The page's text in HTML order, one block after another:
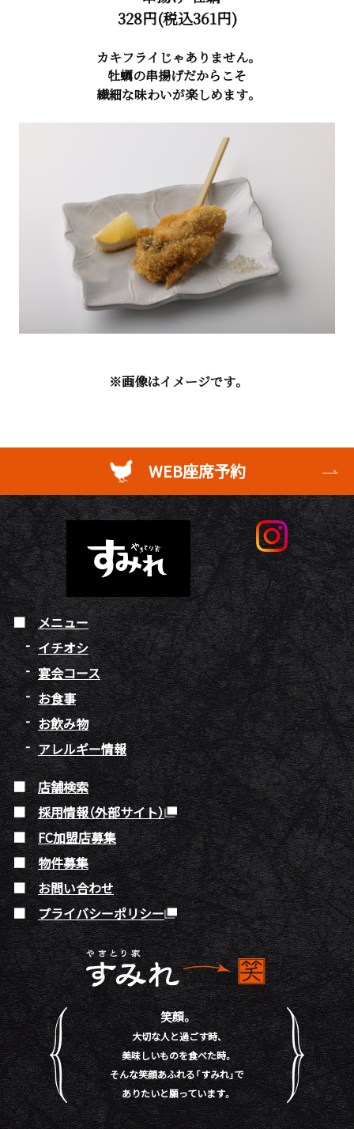
328円(税込361円)
カキフライじゃありません。
牡蠣の串揚げだからこそ
繊細な味わいが楽しめます。
※画像はイメージです。
WEB座席予約
メニュー
イチオシ
宴会コース
お食事
お飲み物
アレルギー情報
店舗検索
採用情報（外部サイト）
FC加盟店募集
物件募集
お問い合わせ
プライバシーポリシー
笑顔。
大切な人と過ごす時、
美味しいものを食べた時。
そんな笑顔あふれる「すみれ」で
ありたいと願っています。